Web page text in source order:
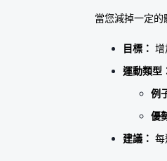
當您減掉一定的
目標： 增
運動類型
例
優
建議： 每